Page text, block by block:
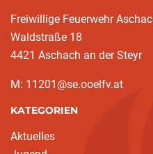
Freiwillige Feuerwehr
Waldstraße 18
4421 Aschach an der Steyr
M: 11201@se.ooelfv.at
KATEGORIEN
Aktuelles